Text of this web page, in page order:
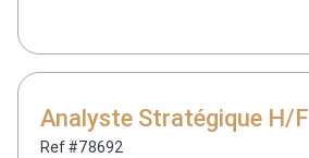
Analyste Stratégique H/F
Ref #78692